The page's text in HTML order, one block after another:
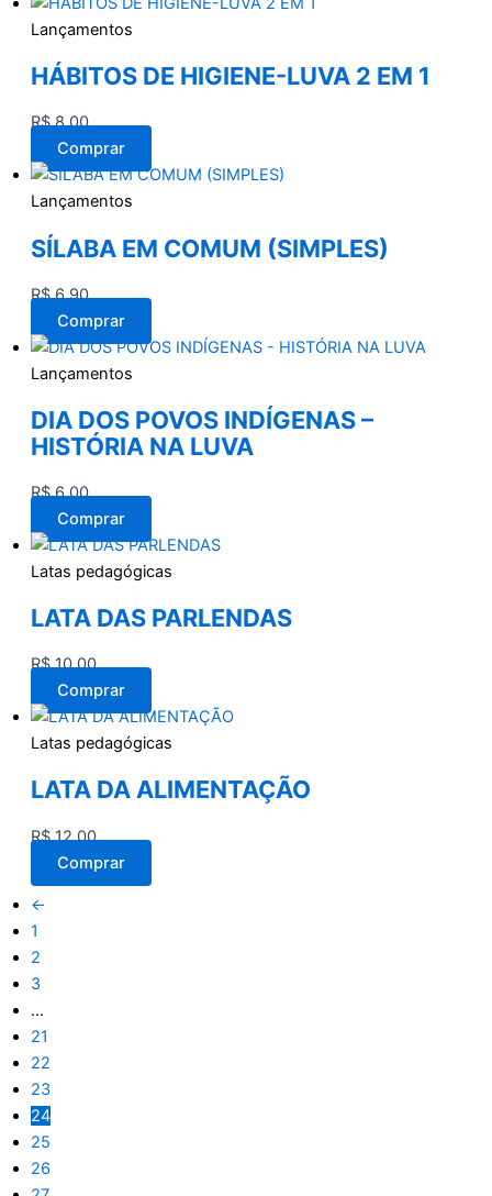
Lançamentos
HÁBITOS DE HIGIENE-LUVA 2 EM 1
R$8,00
Comprar
Lançamentos
SÍLABA EM COMUM (SIMPLES)
R$6,90
Comprar
Lançamentos
DIA DOS POVOS INDÍGENAS –
HISTÓRIA NA LUVA
R$6,00
Comprar
Latas pedagógicas
LATA DAS PARLENDAS
R$10,00
Comprar
Latas pedagógicas
LATA DA ALIMENTAÇÃO
R$12,00
Comprar
←
1
2
3
…
21
22
23
24
25
26